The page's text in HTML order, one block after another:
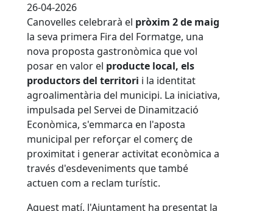
26-04-2026
Canovelles celebrarà el pròxim 2 de maig
la seva primera Fira del Formatge, una
nova proposta gastronòmica que vol
posar en valor el producte local, els
productors del territori i la identitat
agroalimentària del municipi. La iniciativa,
impulsada pel Servei de Dinamització
Econòmica, s'emmarca en l'aposta
municipal per reforçar el comerç de
proximitat i generar activitat econòmica a
través d'esdeveniments que també
actuen com a reclam turístic.
Aquest matí, l'Ajuntament ha presentat la